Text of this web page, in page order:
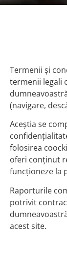
Termenii şi
termenii legali
(navigare,
Aceştia se
folosirea
oferi conţinut
funcţioneze la
Raporturile
potrivit
acest site.